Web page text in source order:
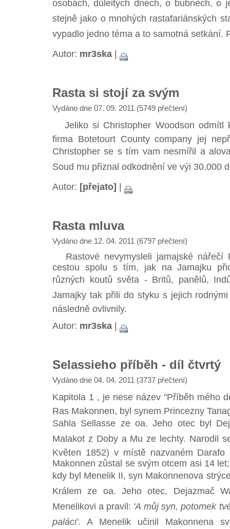
osobách, důleitých dnech, o bubnech, o
stejně jako o mnohých rastafariánských
vypadlo jedno téma a to samotná setkání.
Autor: mr3ska |
Rasta si stojí za svým
Vydáno dne 07. 09. 2011 (5749 přečtení)
Jeliko si Christopher Woodson odmítl
firma Botetourt County company jej
Christopher se s tím vam nesmířil a
Soud mu přiznal odkodnění ve výi 30.000
Autor: [přejato] |
Rasta mluva
Vydáno dne 12. 04. 2011 (6797 přečtení)
Rastové nevymysleli jamajské nářečí
cestou spolu s tím, jak na Jamajku
různých koutů světa - Britů, panělů,
Jamajky tak přili do styku s jejich
následně ovlivnily.
Autor: mr3ska |
Selassieho příběh - díl čtvrtý
Vydáno dne 04. 04. 2011 (3737 přečtení)
Kapitola 1 , je nese název "Příběh mého
Ras Makonnen, byl synem Princezny
Sahla Sellasse ze oa. Jeho otec byl
Malakot z Doby a Mu ze lechty. Narodil
Květen 1852) v místě nazvaném
Makonnen zůstal se svým otcem asi 14
kdy byl Menelik II, syn Makonnenova
Králem ze oa. Jeho otec, Dejazmač
Menelikovi a pravil: 'A můj syn, potomek
paláci'. A Menelik učinil Makonnena